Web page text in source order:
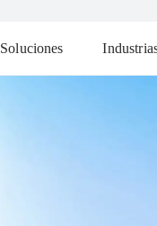
Soluciones